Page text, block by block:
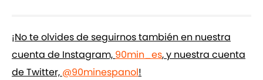
¡No te olvides de seguirnos también en nuestra
cuenta de Instagram, 90min_es, y nuestra cuenta
de Twitter, @90minespanol!